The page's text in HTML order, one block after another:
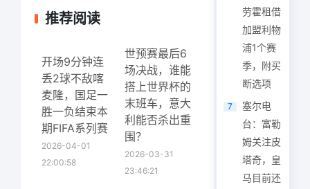
推荐阅读
开场9分钟连
丢2球不敌喀
麦隆，国足一
胜一负结束本
期FIFA系列赛
2026-04-01
22:00:58
世预赛最后6
场决战，谁能
搭上世界杯的
末班车，意大
利能否杀出重
围？
2026-03-31
23:46:21
劳霍租借
加盟利物
浦1个赛
季，附买
断选项
7
塞尔电
台：富勒
姆关注皮
塔奇，皇
马目前还